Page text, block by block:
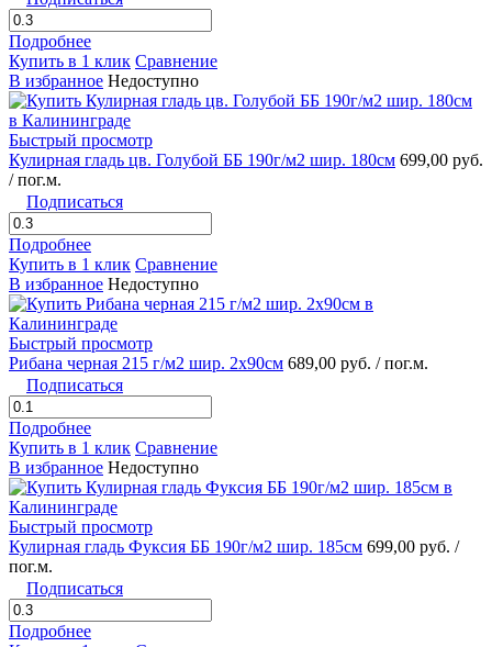
Подробнее
Купить в 1 клик Сравнение
В избранное Недоступно
Быстрый просмотр
Кулирная гладь цв. Голубой ББ 190г/м2 шир. 180см 699,00 руб.
/ пог.м.
Подписаться
Подробнее
Купить в 1 клик Сравнение
В избранное Недоступно
Быстрый просмотр
Рибана черная 215 г/м2 шир. 2х90см 689,00 руб. / пог.м.
Подписаться
Подробнее
Купить в 1 клик Сравнение
В избранное Недоступно
Быстрый просмотр
Кулирная гладь Фуксия ББ 190г/м2 шир. 185см 699,00 руб. /
пог.м.
Подписаться
Подробнее